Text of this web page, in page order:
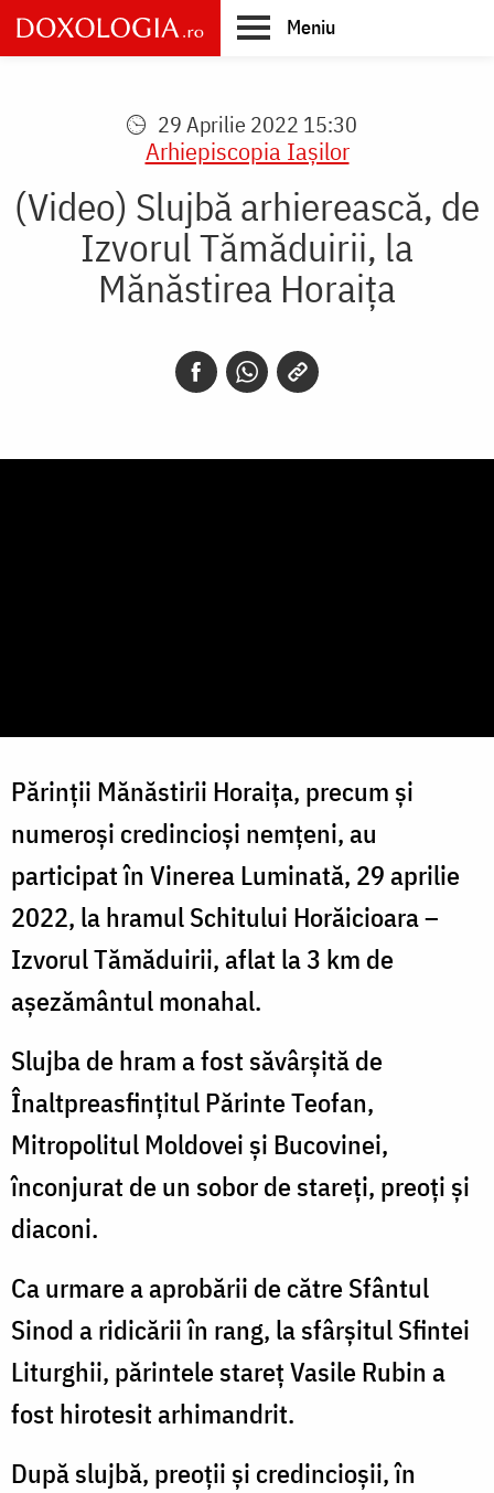
Skip
to
main
Meniu
29 Aprilie 2022 15:30
Arhiepiscopia Iaşilor
(Video) Slujbă arhierească, de
Izvorul Tămăduirii, la
Mănăstirea Horaița
Părinții Mănăstirii Horaița, precum și
numeroși credincioși nemțeni, au
participat în Vinerea Luminată, 29 aprilie
2022, la hramul Schitului Horăicioara –
Izvorul Tămăduirii, aflat la 3 km de
așezământul monahal.
Slujba de hram a fost săvârșită de
Înaltpreasfințitul Părinte Teofan,
Mitropolitul Moldovei și Bucovinei,
înconjurat de un sobor de stareți, preoți și
diaconi.
Ca urmare a aprobării de către Sfântul
Sinod a ridicării în rang, la sfârșitul Sfintei
Liturghii, părintele stareț Vasile Rubin a
fost hirotesit arhimandrit.
După slujbă, preoții și credincioșii, în